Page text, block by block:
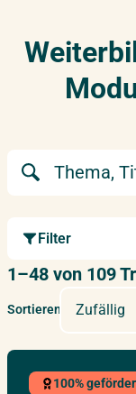
Filter
1–48 von 109
Sortieren Zufällig
100%